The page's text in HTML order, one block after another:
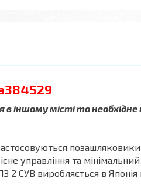
іншому місті то
управління та
СУВ виробляється в